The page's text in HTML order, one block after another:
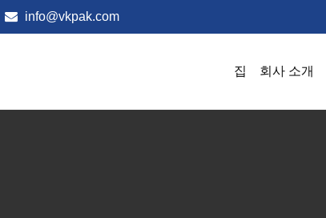
info@vkpak.com
집 회사 소개